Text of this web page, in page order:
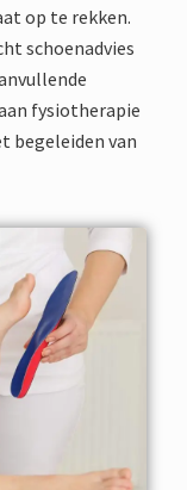
op te rekken.
schoenadvies
fysiotherapie
begeleiden van